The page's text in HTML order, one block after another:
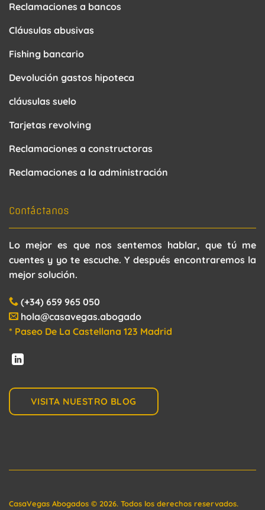
Reclamaciones a bancos
Cláusulas abusivas
Fishing bancario
Devolución gastos hipoteca
cláusulas suelo
Tarjetas revolving
Reclamaciones a constructoras
Reclamaciones a la administración
Contáctanos
Lo mejor es que nos sentemos hablar, que tú me
cuentes y yo te escuche. Y después encontraremos la
mejor solución.
(+34) 659 965 050
hola@casavegas.abogado
* Paseo De La Castellana 123 Madrid
VISITA NUESTRO BLOG
CasaVegas Abogados © 2026. Todos los derechos reservados.